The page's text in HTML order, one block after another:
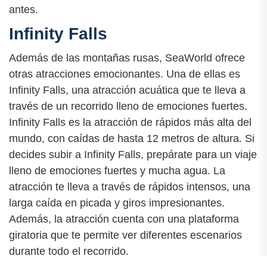
antes.
Infinity Falls
Además de las montañas rusas, SeaWorld ofrece
otras atracciones emocionantes. Una de ellas es
Infinity Falls, una atracción acuática que te lleva a
través de un recorrido lleno de emociones fuertes.
Infinity Falls es la atracción de rápidos más alta del
mundo, con caídas de hasta 12 metros de altura. Si
decides subir a Infinity Falls, prepárate para un viaje
lleno de emociones fuertes y mucha agua. La
atracción te lleva a través de rápidos intensos, una
larga caída en picada y giros impresionantes.
Además, la atracción cuenta con una plataforma
giratoria que te permite ver diferentes escenarios
durante todo el recorrido.